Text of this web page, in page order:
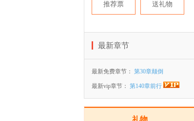
推荐票 送礼物
最新章节
最新免费章节： 第30章颠倒
最新vip章节： 第140章前行
礼物